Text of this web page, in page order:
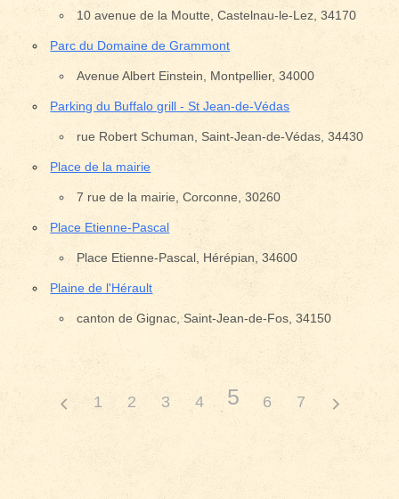
10 avenue de la Moutte, Castelnau-le-Lez, 34170
Parc du Domaine de Grammont
Avenue Albert Einstein, Montpellier, 34000
Parking du Buffalo grill - St Jean-de-Védas
rue Robert Schuman, Saint-Jean-de-Védas, 34430
Place de la mairie
7 rue de la mairie, Corconne, 30260
Place Etienne-Pascal
Place Etienne-Pascal, Hérépian, 34600
Plaine de l'Hérault
canton de Gignac, Saint-Jean-de-Fos, 34150
1 2 3 4 5 6 7